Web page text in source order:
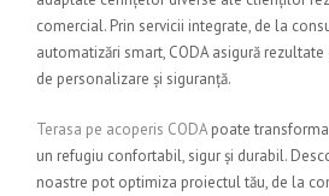
comercial. Prin servicii integrate, de la
automatizări smart, CODA asigură
de personalizare și siguranță.
Terasa pe acoperis CODApoate
un refugiu confortabil, sigur și durabil.
noastre pot optimiza proiectul tău, de la